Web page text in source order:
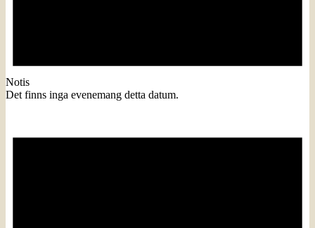
Notis
Det finns inga evenemang detta datum.